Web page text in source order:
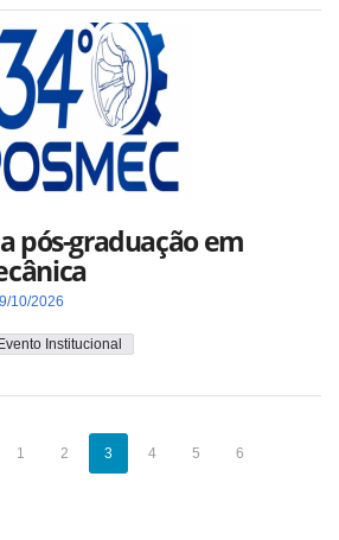
pós-graduação em
10/2026
Evento Institucional
1 2 3 4 5 6